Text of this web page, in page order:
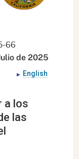
66
de 2025
English
a los
las